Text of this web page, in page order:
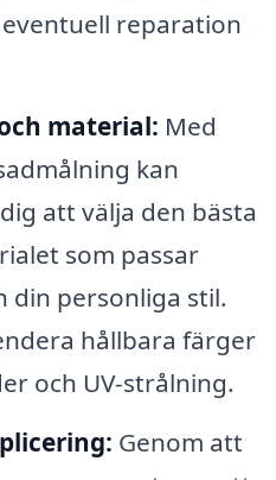
reparation
material: Med
kan
att välja den bästa
som passar
din personliga stil.
hållbara färger
och UV-strålning.
Genom att